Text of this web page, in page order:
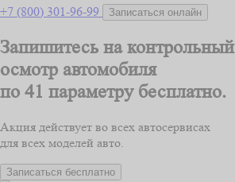
+7 (800) 301-96-99 Записаться онлайн
Запишитесь на контрольный
осмотр автомобиля
по 41 параметру бесплатно.
Акция действует во всех автосервисах
для всех моделей авто.
Записаться бесплатно